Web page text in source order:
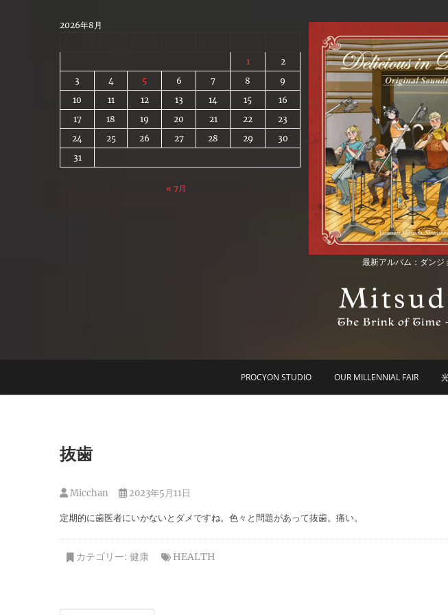
2026年8月
1
2
3
4 5 6 7 8
9
10
11 12 13 14 15
16
17
18 19 20 21 22
23
24
25 26 27 28 29
30
31
« 7月
最新アルバム：ダンジ
Mitsuda's
PROCYON STUDIO OUR MILLENNIAL FAIR
抜歯
Micchan 2023年5月11日
定期的に歯医者にいかないとダメですね。色々と問題があって抜歯。痛い。
カテゴリー: 健康 HEALTH